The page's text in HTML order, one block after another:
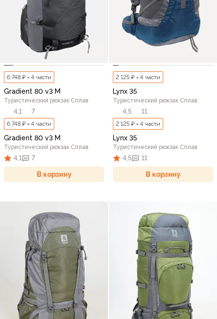
6 748 ₽ × 4 части
Gradient 80 v3 M
Туристический рюкзак Сплав
4,1 7
6 748 ₽ × 4 части
Gradient 80 v3 M
Туристический рюкзак Сплав
4,1 7
В корзину
2 125 ₽ × 4 части
Lynx 35
Туристический рюкзак Сплав
4,5 11
2 125 ₽ × 4 части
Lynx 35
Туристический рюкзак Сплав
4,5 11
В корзину